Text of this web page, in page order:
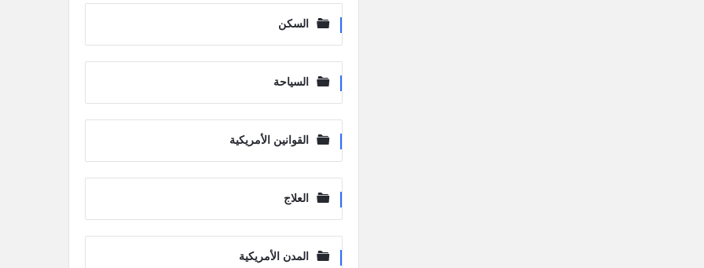
السكن
السياحة
القوانين الأمريكية
العلاج
المدن الأمريكية